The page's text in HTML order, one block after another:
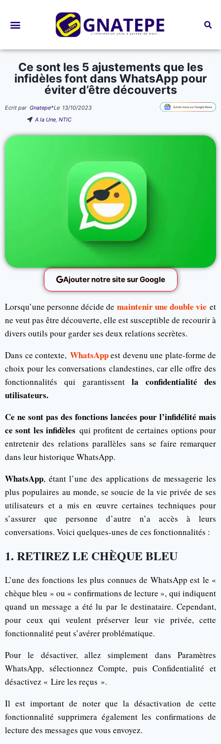
Ce sont les 5 ajustements que les
infidèles font dans WhatsApp pour
éviter d’être découverts
Ecrit par Gnatepe*Le 13/10/2023
A la Une,NTIC
Ajouter notre site sur Google
Lorsqu’une personne décide de maintenir une double vie et
ne veut pas être découverte, elle est susceptible de recourir à
divers outils pour garder ses deux relations secrètes.
Dans ce contexte, WhatsAppest devenu une plate-forme de
choix pour les conversations clandestines, car elle offre des
fonctionnalités qui garantissent la confidentialité des
utilisateurs.
Ce ne sont pas des fonctions lancées pour l’infidélité mais
ce sont les infidèles qui profitent de certaines options pour
entretenir des relations parallèles sans se faire remarquer
dans leur historique WhatsApp.
WhatsApp, étant l’une des applications de messagerie les
plus populaires au monde, se soucie de la vie privée de ses
utilisateurs et a mis en œuvre certaines techniques pour
s’assurer que personne d’autre n’a accès à leurs
conversations. Voici quelques-unes de ces fonctionnalités :
1. RETIREZ LE CHÈQUE BLEU
L’une des fonctions les plus connues de WhatsApp est le «
chèque bleu » ou « confirmations de lecture », qui indiquent
quand un message a été lu par le destinataire. Cependant,
pour ceux qui veulent préserver leur vie privée, cette
fonctionnalité peut s’avérer problématique.
Pour le désactiver, allez simplement dans Paramètres
WhatsApp, sélectionnez Compte, puis Confidentialité et
désactivez « Lire les reçus ».
Il est important de noter que la désactivation de cette
fonctionnalité supprimera également les confirmations de
lecture des messages que vous envoyez.